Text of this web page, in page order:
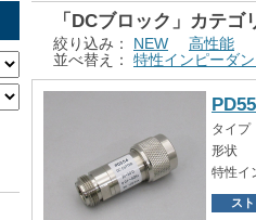
「DCブロック」カテゴ
絞り込み： NEW
高性能
並べ替え：
特性インピーダ
タイプ
形状
特性イ
ス